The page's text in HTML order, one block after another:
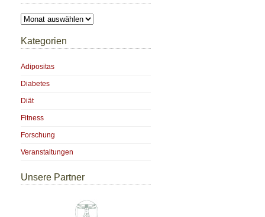
Alle
Inhalte
Kategorien
Adipositas
Diabetes
Diät
Fitness
Forschung
Veranstaltungen
Unsere Partner